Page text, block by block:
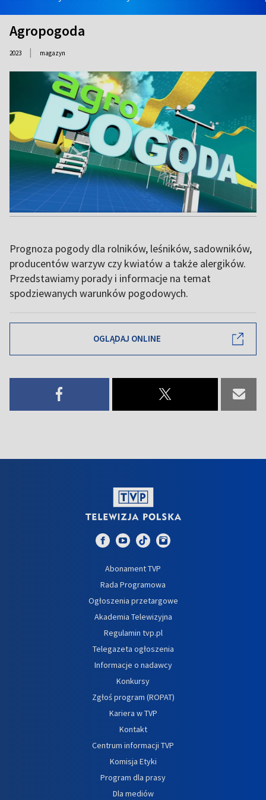
Agropogoda
2023 | magazyn
Prognoza pogody dla rolników, leśników, sadowników,
producentów warzyw czy kwiatów a także alergików.
Przedstawiamy porady i informacje na temat
spodziewanych warunków pogodowych.
OGLĄDAJ ONLINE
Abonament TVP
Rada Programowa
Ogłoszenia przetargowe
Akademia Telewizyjna
Regulamin tvp.pl
Telegazeta ogłoszenia
Informacje o nadawcy
Konkursy
Zgłoś program (ROPAT)
Kariera w TVP
Kontakt
Centrum informacji TVP
Komisja Etyki
Program dla prasy
Dla mediów